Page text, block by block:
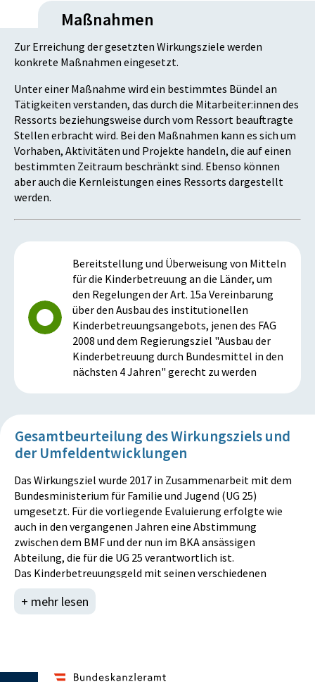
Maßnahmen
Zur Erreichung der gesetzten Wirkungsziele werden
konkrete Maßnahmen eingesetzt.
Unter einer Maßnahme wird ein bestimmtes Bündel an
Tätigkeiten verstanden, das durch die Mitarbeiter:innen des
Ressorts beziehungsweise durch vom Ressort beauftragte
Stellen erbracht wird. Bei den Maßnahmen kann es sich um
Vorhaben, Aktivitäten und Projekte handeln, die auf einen
bestimmten Zeitraum beschränkt sind. Ebenso können
aber auch die Kernleistungen eines Ressorts dargestellt
werden.
Bereitstellung und Überweisung von Mitteln
für die Kinderbetreuung an die Länder, um
den Regelungen der Art. 15a Vereinbarung
über den Ausbau des institutionellen
Kinderbetreuungsangebots, jenen des FAG
2008 und dem Regierungsziel "Ausbau der
Kinderbetreuung durch Bundesmittel in den
nächsten 4 Jahren" gerecht zu werden
Gesamtbeurteilung des Wirkungsziels und
der Umfeldentwicklungen
Das Wirkungsziel wurde 2017 in Zusammenarbeit mit dem
Bundesministerium für Familie und Jugend (UG 25)
umgesetzt. Für die vorliegende Evaluierung erfolgte wie
auch in den vergangenen Jahren eine Abstimmung
zwischen dem BMF und der nun im BKA ansässigen
Abteilung, die für die UG 25 verantwortlich ist.
Das Kinderbetreuungsgeld mit seinen verschiedenen
Bezugsvarianten zählt zu den maßgeblichen
Rahmenbedingungen, die es Eltern erleichtern, Familie und
+ mehr lesen